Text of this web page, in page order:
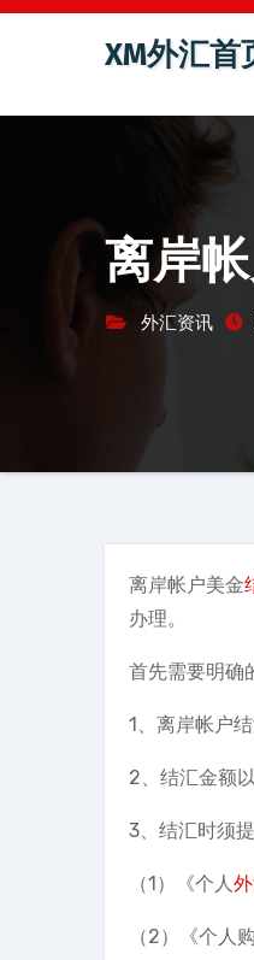
跳
容
XM外汇首
离岸
外汇资讯
离岸帐户美金
办理。
首先需要明确
1、离岸帐户
2、结汇金额
3、结汇时须
（1）《个人
（2）《个人